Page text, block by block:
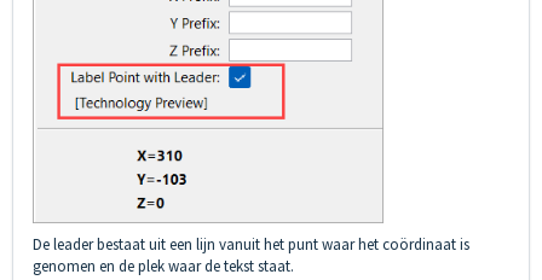
De leader bestaat uit een lijn vanuit het punt waar het coördinaat is
genomen en de plek waar de tekst staat.